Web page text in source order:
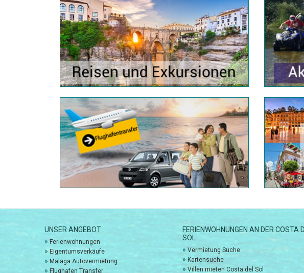
UNSER ANGEBOT
» Ferienwohnungen
» Eigentumsverkäufe
» Malaga Autovermietung
» Flughafen Transfer
FERIENWOHNUNGEN AN DER COSTA
SOL
» Vermietung Suche
» Kartensuche
» Villen mieten Costa del Sol